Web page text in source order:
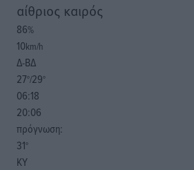
αίθριος καιρός
86%
10km/h
Δ-ΒΔ
27°/29°
06:18
20:06
πρόγνωση:
31°
ΚΥ